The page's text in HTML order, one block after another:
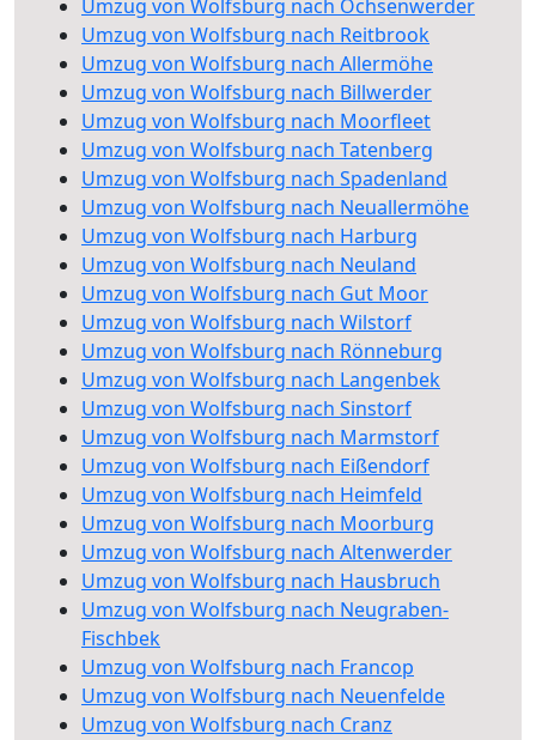
Umzug von Wolfsburg nach Ochsenwerder
Umzug von Wolfsburg nach Reitbrook
Umzug von Wolfsburg nach Allermöhe
Umzug von Wolfsburg nach Billwerder
Umzug von Wolfsburg nach Moorfleet
Umzug von Wolfsburg nach Tatenberg
Umzug von Wolfsburg nach Spadenland
Umzug von Wolfsburg nach Neuallermöhe
Umzug von Wolfsburg nach Harburg
Umzug von Wolfsburg nach Neuland
Umzug von Wolfsburg nach Gut Moor
Umzug von Wolfsburg nach Wilstorf
Umzug von Wolfsburg nach Rönneburg
Umzug von Wolfsburg nach Langenbek
Umzug von Wolfsburg nach Sinstorf
Umzug von Wolfsburg nach Marmstorf
Umzug von Wolfsburg nach Eißendorf
Umzug von Wolfsburg nach Heimfeld
Umzug von Wolfsburg nach Moorburg
Umzug von Wolfsburg nach Altenwerder
Umzug von Wolfsburg nach Hausbruch
Umzug von Wolfsburg nach Neugraben-
Fischbek
Umzug von Wolfsburg nach Francop
Umzug von Wolfsburg nach Neuenfelde
Umzug von Wolfsburg nach Cranz